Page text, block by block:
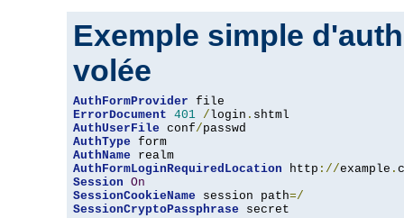
Exemple simple
volée
AuthFormProvider
ErrorDocument 401 /login .
AuthUserFile conf/
AuthType
AuthName
AuthFormLoginRequiredLocation http ://example .
Session On
SessionCookieName session path=/
SessionCryptoPassphrase secret